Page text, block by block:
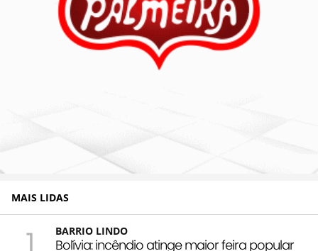
MAIS LIDAS
BARRIO LINDO
Bolívia: incêndio atinge maior feira popular